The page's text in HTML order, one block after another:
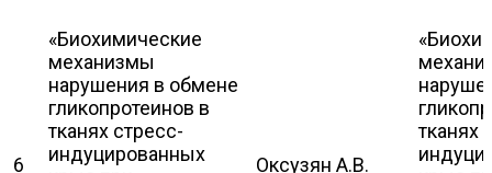
6
«Биохимические
механизмы
нарушения в обмене
гликопротеинов в
тканях стресс-
индуцированных
Оксузян А.В.
тканях